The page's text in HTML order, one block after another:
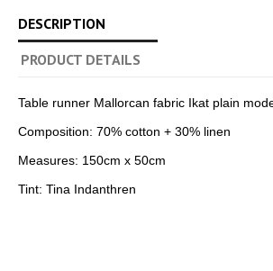
DESCRIPTION
PRODUCT DETAILS
Table runner Mallorcan fabric Ikat plain
Composition: 70% cotton + 30% linen
Measures: 150cm x 50cm
Tint: Tina Indanthren